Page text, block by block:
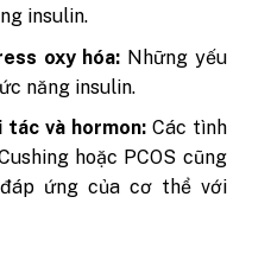
insulin.
oxy hóa: Những yếu
năng insulin.
và hormon:Các tình
hoặc PCOS cũng
ứng của cơ thể với